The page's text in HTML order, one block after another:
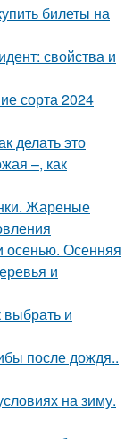
билеты на
свойства и
сорта 2024
делать это
–, как
Жареные
осенью. Осенняя
и
выбрать и
после дождя..
на зиму.